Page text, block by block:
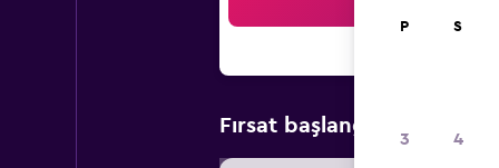
Fırsat başlangıç fiyatı
P S
3 4